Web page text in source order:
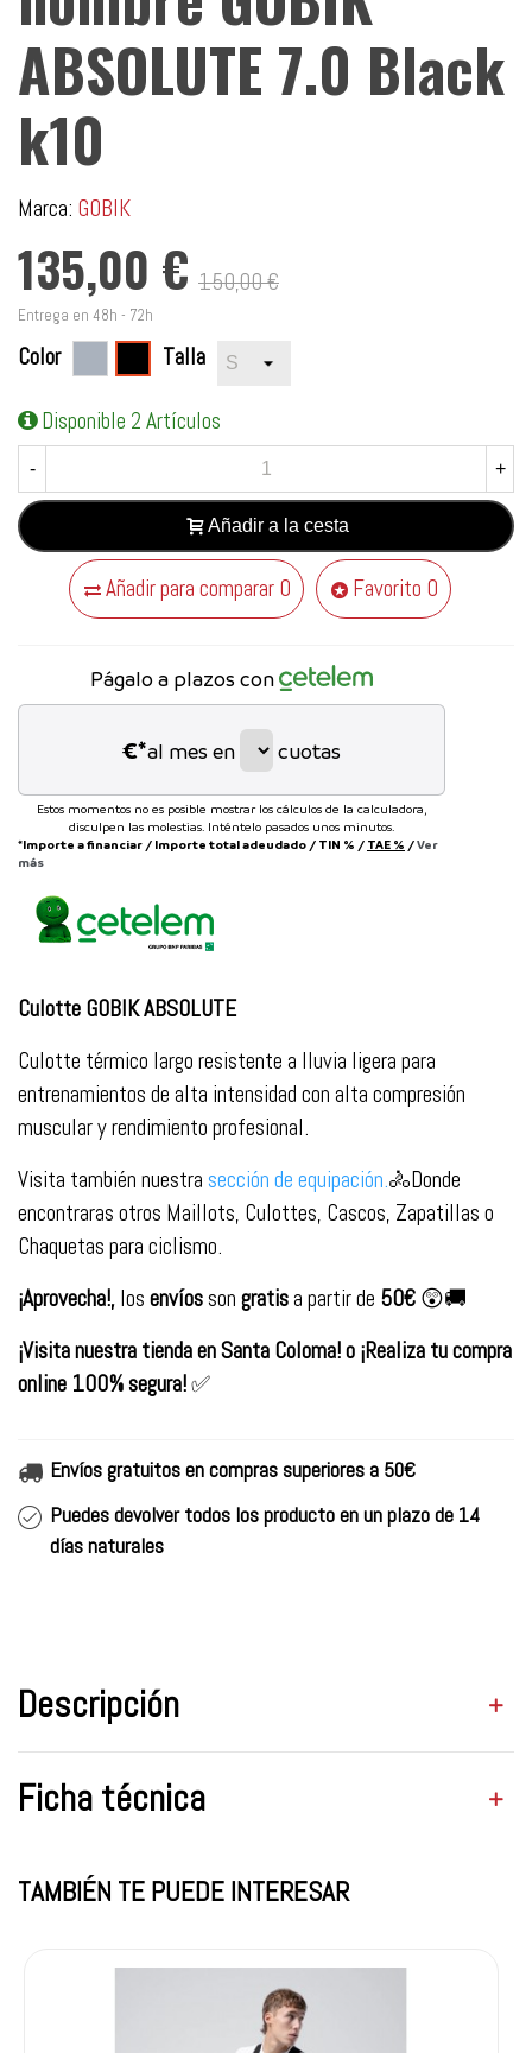
ABSOLUTE 7.0 Black
k10
Marca: GOBIK
135,00 € 150,00 €
Entrega en 48h - 72h
Color Talla
Disponible 2 Artículos
- +
Añadir a la cesta
Añadir para comparar 0 Favorito 0
Págalo a plazos con
€*al mes en cuotas
Estos momentos no es posible mostrar los cálculos de la calculadora,
disculpen las molestias. Inténtelo pasados unos minutos.
*Importe a financiar / Importe total adeudado / TIN % / TAE % /Ver
más
Culotte GOBIK ABSOLUTE
Culotte térmico largo resistente a lluvia ligera para
entrenamientos de alta intensidad con alta compresión
muscular y rendimiento profesional.
Visita también nuestra sección de equipación.🚴Donde
encontraras otros Maillots, Culottes, Cascos, Zapatillas o
Chaquetas para ciclismo.
¡Aprovecha!, los envíosson gratisa partir de 50€ 😲🚚
¡Visita nuestra tienda en Santa Coloma! o ¡Realiza tu compra
online 100% segura!✅
Envíos gratuitos en compras superiores a 50€
Puedes devolver todos los producto en un plazo de 14
días naturales
Descripción
Ficha técnica
TAMBIÉN TE PUEDE INTERESAR